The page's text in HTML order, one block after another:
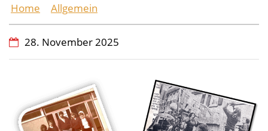
Home Allgemein
28. November 2025